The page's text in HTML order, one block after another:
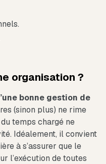
organisation ?
bonne gestion de
(sinon plus) ne rime
temps chargé ne
Idéalement, il convient
à s’assurer que le
l’exécution de toutes